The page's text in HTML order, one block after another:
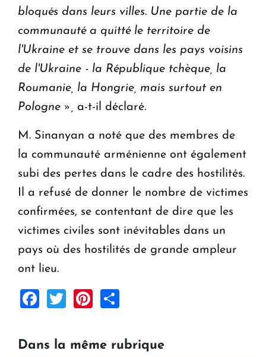
bloqués dans leurs villes. Une partie de la
communauté a quitté le territoire de
l'Ukraine et se trouve dans les pays voisins
de l'Ukraine - la République tchèque, la
Roumanie, la Hongrie, mais surtout en
Pologne », a-t-il déclaré.
M. Sinanyan a noté que des membres de
la communauté arménienne ont également
subi des pertes dans le cadre des hostilités.
Il a refusé de donner le nombre de victimes
confirmées, se contentant de dire que les
victimes civiles sont inévitables dans un
pays où des hostilités de grande ampleur
ont lieu.
Facebook
TwitterPinterest
Dans la même rubrique